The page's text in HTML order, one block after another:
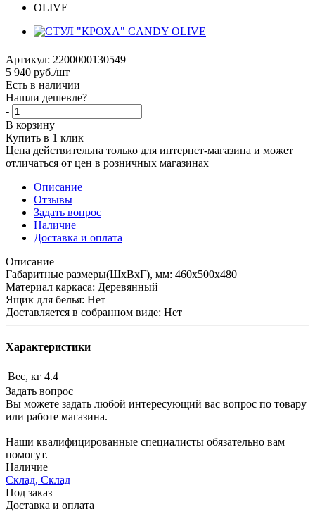
Артикул: 2200000130549
5 940 руб./шт
Есть в наличии
Нашли дешевле?
-
+
В корзину
Купить в 1 клик
Цена действительна только для интернет-магазина и может
отличаться от цен в розничных магазинах
Описание
Отзывы
Задать вопрос
Наличие
Доставка и оплата
Описание
Габаритные размеры(ШхВхГ), мм: 460х500х480
Материал каркаса: Деревянный
Ящик для белья: Нет
Доставляется в собранном виде: Нет
Характеристики
Вес, кг 4.4
Задать вопрос
Вы можете задать любой интересующий вас вопрос по товару
или работе магазина.
Наши квалифицированные специалисты обязательно вам
помогут.
Наличие
Склад, Склад
Под заказ
Доставка и оплата